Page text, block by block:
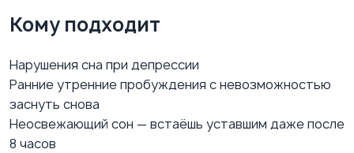
Кому подходит
Нарушения сна при депрессии
Ранние утренние пробуждения с невозможностью
заснуть снова
Неосвежающий сон — встаёшь уставшим даже после
8 часов